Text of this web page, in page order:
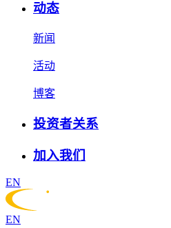
动态
新闻
活动
博客
投资者关系
加入我们
EN
EN